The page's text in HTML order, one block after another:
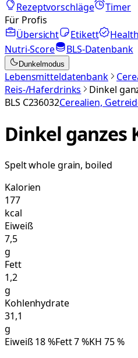
Rezeptvorschläge
Timer
Für Profis
Übersicht
Etikett
Nutri-Score
BLS-Datenbank
Dunkelmodus
Lebensmitteldatenbank
Reis-/Haferdrinks
Dinkel
BLS C236032Cerealien,
Dinkel ganzes
Spelt whole grain, boiled
Kalorien
177
kcal
Eiweiß
7,5
g
Fett
1,2
g
Kohlenhydrate
31,1
g
Eiweiß18%Fett7%KH 75%